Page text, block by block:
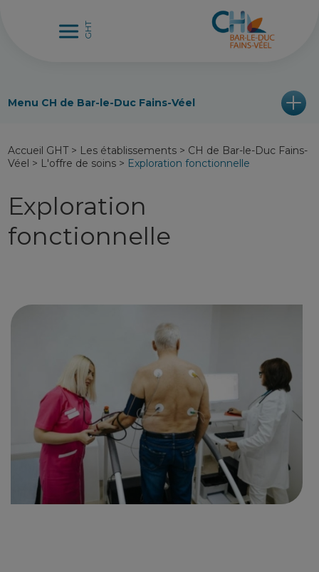
Menu CH de Bar-le-Duc Fains-Véel
Accueil GHT > Les établissements > CH de Bar-le-Duc Fains-
Véel > L'offre de soins > Exploration fonctionnelle
Exploration
fonctionnelle